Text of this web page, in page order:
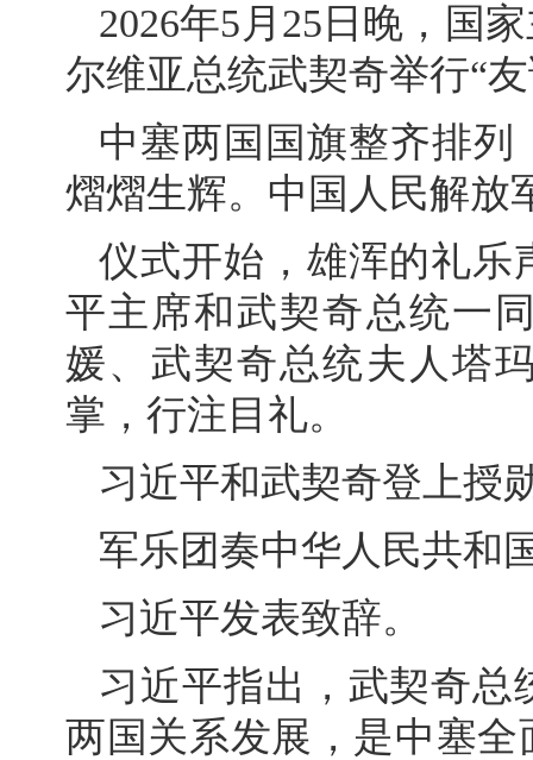
2026年5月25日晚，国
尔维亚总统武契奇举行“
中塞两国国旗整齐排列
熠熠生辉。中国人民解放
仪式开始，雄浑的礼乐
平主席和武契奇总统一
媛、武契奇总统夫人塔
掌，行注目礼。
习近平和武契奇登上授
军乐团奏中华人民共和
习近平发表致辞。
习近平指出，武契奇
两国关系发展，是中塞